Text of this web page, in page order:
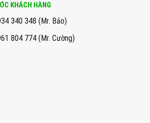
KHÁCH HÀNG
340 348 (Mr. Bảo)
804 774 (Mr. Cường)